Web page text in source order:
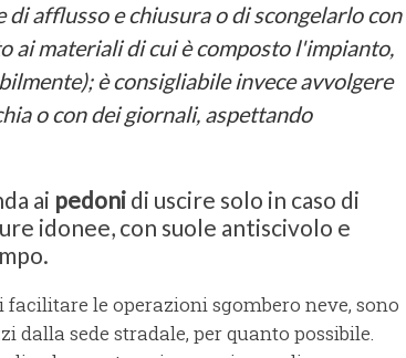
afflusso e chiusura o di scongelarlo con
ai materiali di cui è composto l'impianto,
è consigliabile invece avvolgere
o con dei giornali, aspettando
ai pedoni di uscire solo in caso di
idonee, con suole antiscivolo e
le operazioni sgombero neve, sono
sede stradale, per quanto possibile.